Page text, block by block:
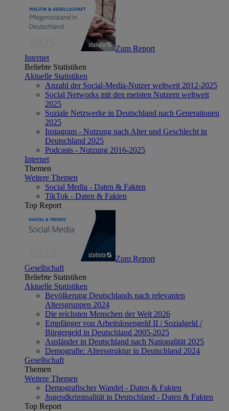
Zum Report
Internet
Beliebte Statistiken
Aktuelle Statistiken
Anzahl der Social-Media-Nutzer weltweit 2012-2025
Social Networks mit den meisten Nutzern weltweit
2025
Soziale Netzwerke in Deutschland nach Generationen
2025
Instagram - Nutzung nach Alter und Geschlecht in
Deutschland 2025
Podcasts - Nutzung 2016-2025
Internet
Themen
Weitere Themen
Social Media - Daten & Fakten
TikTok - Daten & Fakten
Top Report
Zum Report
Gesellschaft
Beliebte Statistiken
Aktuelle Statistiken
Bevölkerung Deutschlands nach relevanten
Altersgruppen 2024
Die reichsten Menschen der Welt 2026
Empfänger von Arbeitslosengeld II / Sozialgeld /
Bürgergeld in Deutschland 2005-2025
Ausländer in Deutschland nach Nationalität 2025
Demografie: Altersstruktur in Deutschland 2024
Gesellschaft
Themen
Weitere Themen
Demografischer Wandel - Daten & Fakten
Jugendkriminalität in Deutschland - Daten & Fakten
Top Report